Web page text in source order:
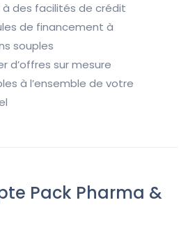
à des facilités de crédit
de financement à
souples
d’offres sur mesure
à l’ensemble de votre
Pack Pharma &